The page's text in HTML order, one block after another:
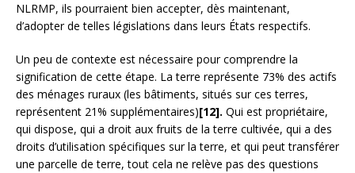
NLRMP, ils pourraient bien accepter, dès maintenant,
d’adopter de telles législations dans leurs États respectifs.
Un peu de contexte est nécessaire pour comprendre la
signification de cette étape. La terre représente 73% des actifs
des ménages ruraux (les bâtiments, situés sur ces terres,
représentent 21% supplémentaires)[12]. Qui est propriétaire,
qui dispose, qui a droit aux fruits de la terre cultivée, qui a des
droits d’utilisation spécifiques sur la terre, et qui peut transférer
une parcelle de terre, tout cela ne relève pas des questions